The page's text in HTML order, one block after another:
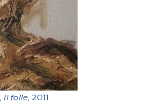
Il folle, 2011